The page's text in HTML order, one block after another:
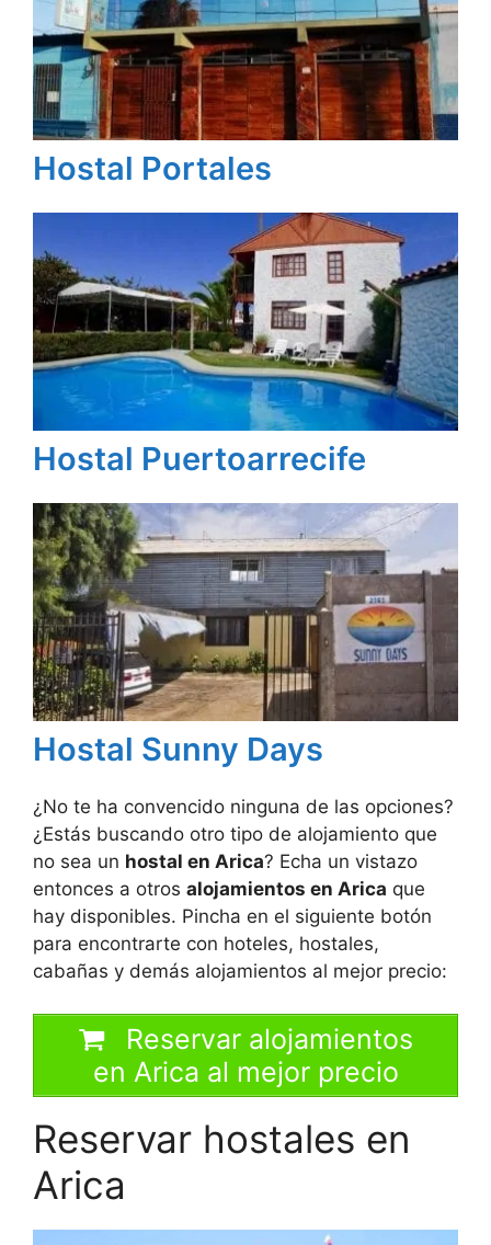
Hostal Portales
Hostal Puertoarrecife
Hostal Sunny Days
¿No te ha convencido ninguna de las opciones?
¿Estás buscando otro tipo de alojamiento que
no sea un hostal en Arica? Echa un vistazo
entonces a otros alojamientos en Arica que
hay disponibles. Pincha en el siguiente botón
para encontrarte con hoteles, hostales,
cabañas y demás alojamientos al mejor precio:
Reservar alojamientos
en Arica al mejor precio
Reservar hostales en
Arica